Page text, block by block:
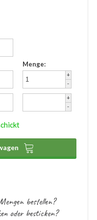
Menge:
+
-
+
-

bestellen?
oder besticken?